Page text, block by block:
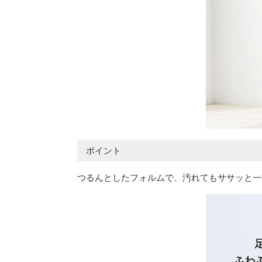
ポイント
つるんとしたフォルムで、汚れてもササッと